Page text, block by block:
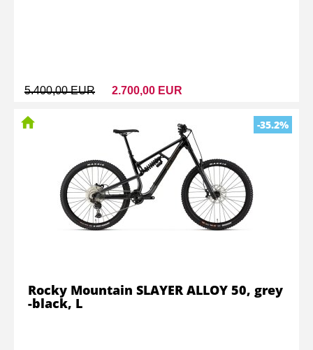
5.400,00 EUR 2.700,00 EUR
-35.2%
Rocky Mountain SLAYER ALLOY 50, grey
-black, L